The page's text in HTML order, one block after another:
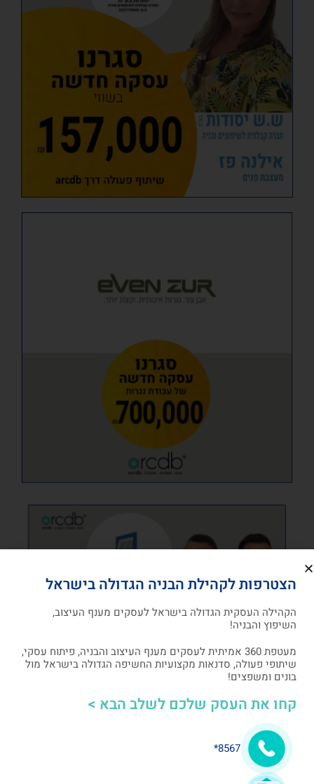
הצטרפות לקהילת הבניה הגדולה בישראל
הקהילה העסקית הגדולה בישראל לעסקים מענף העיצוב,
השיפוץ והבניה!
מעטפת 360 אמיתית לעסקים מענף העיצוב והבניה, פיתוח עסקי,
שיתופי פעולה, סדנאות מקצועיות החשיפה הגדולה בישראל מול
בונים ומשפצים!
קחו את העסק שלכם לשלב הבא >
8567*